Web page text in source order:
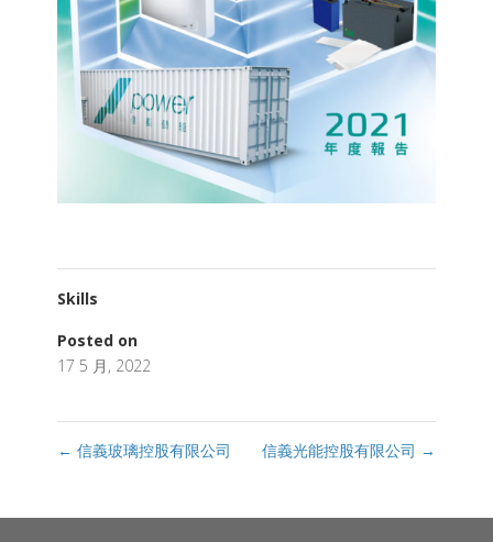
Skills
Posted on
17 5 月, 2022
← 信義玻璃控股有限公司 信義光能控股有限公司 →